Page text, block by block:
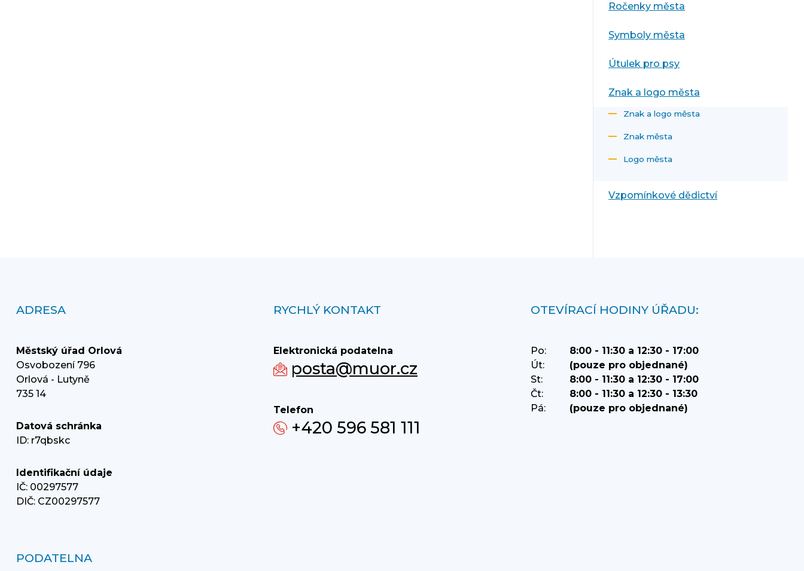
Ročenky města
Symboly města
Útulek pro psy
Znak a logo města
Znak a logo města
Znak města
Logo města
Vzpomínkové dědictví
ADRESA
Městský úřad Orlová
Osvobození 796
Orlová - Lutyně
735 14
Datová schránka
ID: r7qbskc
Identifikační údaje
IČ: 00297577
DIČ: CZ00297577
RYCHLÝ KONTAKT
Elektronická podatelna
posta@muor.cz
Telefon
+420 596 581 111
OTEVÍRACÍ HODINY ÚŘADU:
Po:
8:00 - 11:30 a 12:30 - 17:00
Út:
(pouze pro objednané)
St:
8:00 - 11:30 a 12:30 - 17:00
Čt:
8:00 - 11:30 a 12:30 - 13:30
Pá:
(pouze pro objednané)
PODATELNA